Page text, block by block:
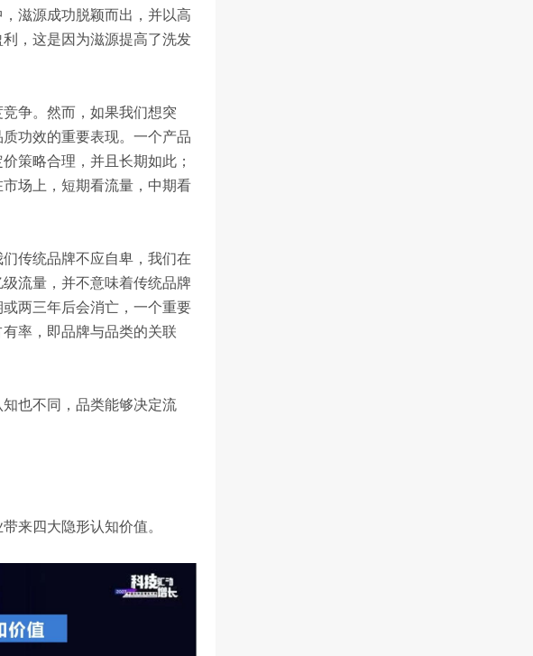
滋源成功脱颖而出，并以高
，这是因为滋源提高了洗发
争。然而，如果我们想突
功效的重要表现。一个产品
策略合理，并且长期如此；
场上，短期看流量，中期看
传统品牌不应自卑，我们在
流量，并不意味着传统品牌
两三年后会消亡，一个重要
率，即品牌与品类的关联
也不同，品类能够决定流
来四大隐形认知价值。